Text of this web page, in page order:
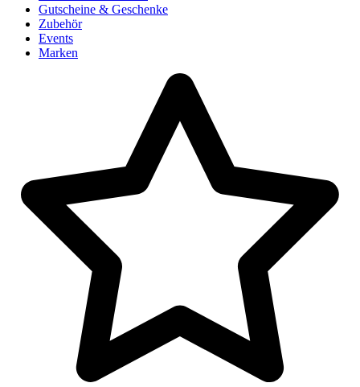
Gutscheine & Geschenke
Zubehör
Events
Marken